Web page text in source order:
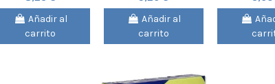
Añadir al
carrito
Añadir al
carrito